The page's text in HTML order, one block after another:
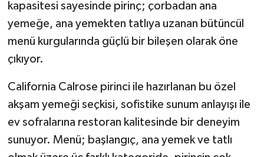
kapasitesi sayesinde pirinç; çorbadan ana
yemeğe, ana yemekten tatlıya uzanan bütüncül
menü kurgularında güçlü bir bileşen olarak öne
çıkıyor.
California Calrose pirinci ile hazırlanan bu özel
akşam yemeği seçkisi, sofistike sunum anlayışı ile
ev sofralarına restoran kalitesinde bir deneyim
sunuyor. Menü; başlangıç, ana yemek ve tatlı